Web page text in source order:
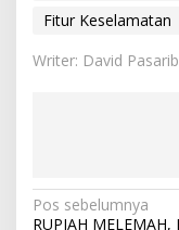
Fitur Keselamatan
Writer: David
N
Pos sebelumnya
RUPIAH MELEMAH,